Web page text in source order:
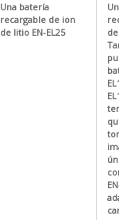
Una batería
recargable de ion
de litio EN-EL25